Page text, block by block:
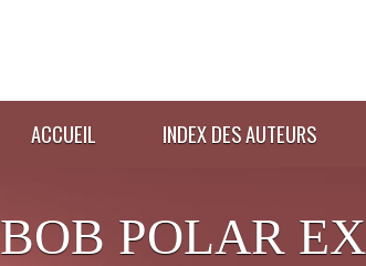
ACCUEIL INDEX DES AUTEURS
BOB POLAR